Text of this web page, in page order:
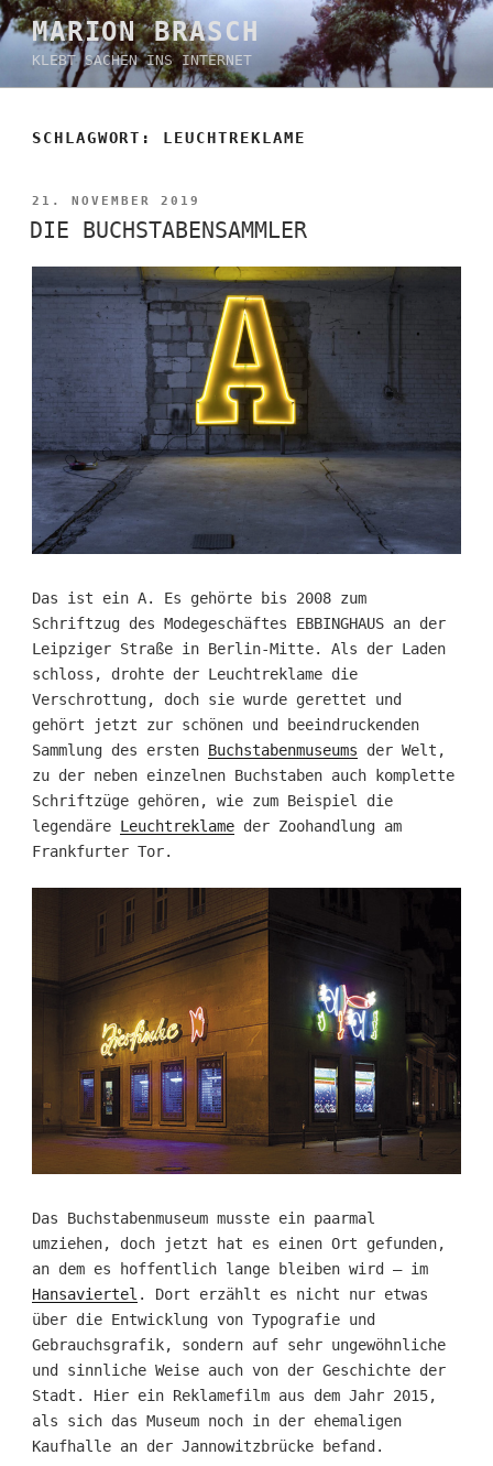
Zum
Inhalt
springen
MARION BRASCH
KLEBT SACHEN INS INTERNET
SCHLAGWORT: LEUCHTREKLAME
VERÖFFENTLICHT
AM
21. NOVEMBER 2019
DIE BUCHSTABENSAMMLER
Das ist ein A. Es gehörte bis 2008 zum
Schriftzug des Modegeschäftes EBBINGHAUS an der
Leipziger Straße in Berlin-Mitte. Als der Laden
schloss, drohte der Leuchtreklame die
Verschrottung, doch sie wurde gerettet und
gehört jetzt zur schönen und beeindruckenden
Sammlung des ersten Buchstabenmuseums der Welt,
zu der neben einzelnen Buchstaben auch komplette
Schriftzüge gehören, wie zum Beispiel die
legendäre Leuchtreklameder Zoohandlung am
Frankfurter Tor.
Das Buchstabenmuseum musste ein paarmal
umziehen, doch jetzt hat es einen Ort gefunden,
an dem es hoffentlich lange bleiben wird – im
Hansaviertel . Dort erzählt es nicht nur etwas
über die Entwicklung von Typografie und
Gebrauchsgrafik, sondern auf sehr ungewöhnliche
und sinnliche Weise auch von der Geschichte der
Stadt. Hier ein Reklamefilm aus dem Jahr 2015,
als sich das Museum noch in der ehemaligen
Kaufhalle an der Jannowitzbrücke befand.